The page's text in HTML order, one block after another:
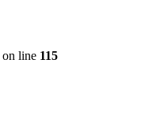
on line 115